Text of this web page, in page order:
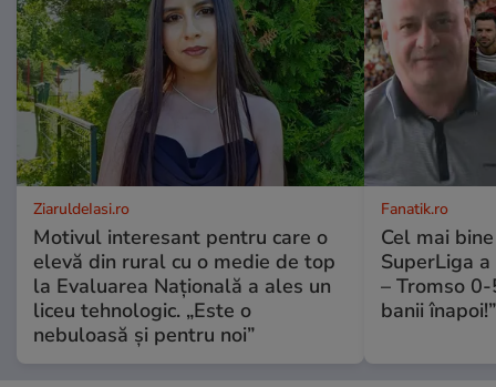
ZiaruldeIasi.ro
Motivul interesant pentru care o
elevă din rural cu o medie de top
la Evaluarea Națională a ales un
liceu tehnologic. „Este o
nebuloasă și pentru noi”
Fanatik.ro
Cel mai
SuperLiga
– Tromso
banii